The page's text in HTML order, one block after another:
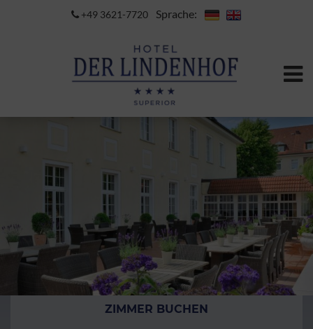
+49 3621-7720 Sprache:
ZIMMER BUCHEN